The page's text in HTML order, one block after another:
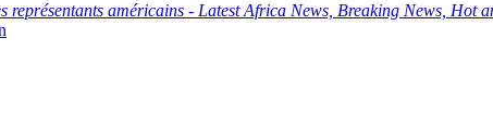
américains - Latest Africa News, Breaking News, Hot